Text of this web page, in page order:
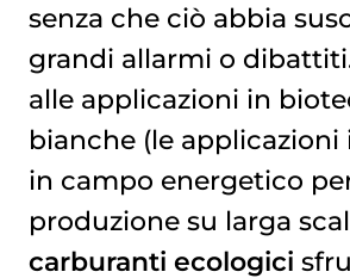
senza che ciò abbia
grandi allarmi o
alle applicazioni in
bianche (le applicazioni
in campo energetico
produzione su larga
carburanti ecologici